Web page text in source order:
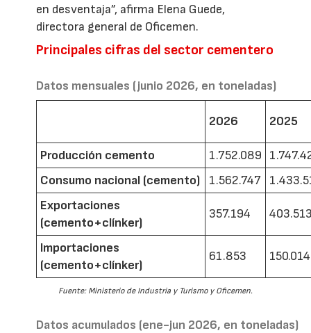
en desventaja”, afirma Elena Guede,
directora general de Oficemen.
Principales cifras del sector cementero
Datos mensuales (junio 2026, en toneladas)
2026 2025
Producción cemento 1.752.089
Consumo nacional (cemento)
1.562.747
Exportaciones
(cemento+clínker)
357.194
Importaciones
(cemento+clínker)
61.853 150.014
Fuente: Ministerio de Industria y Turismo y Oficemen.
Datos acumulados (ene-jun 2026, en toneladas)